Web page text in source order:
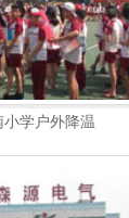
小学户外降温